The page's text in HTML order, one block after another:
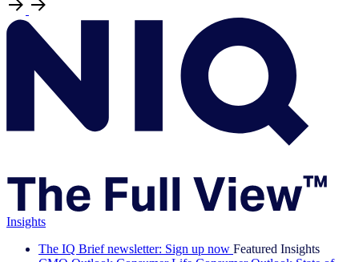
Insights
The IQ Brief newsletter: Sign up now Featured Insights